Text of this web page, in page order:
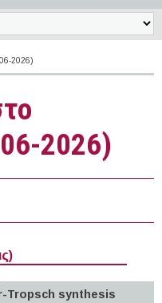
2026)
2026)
Tropsch synthesis